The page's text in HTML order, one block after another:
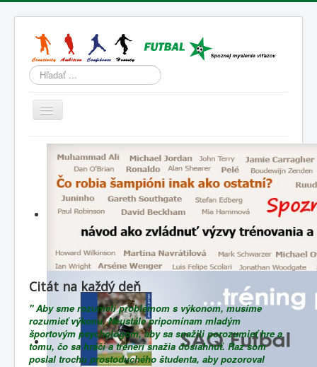
Hľadať
Prepnúť
Domov
Športová psychológia
Životný štýl
Lenivá lopta
Blog
Citát na každý deň
" Aby sme rozumeli problémom s výkonom, musíme
rozumieť výkonu. Neustále pripomínam mladým
športovým psychológom, aby sa snažili porozumieť hre a
tomu, čo sa hráči a tréneri snažia dosiahnuť. Raz som
poslal trochu prostoduchého študenta, aby pozoroval